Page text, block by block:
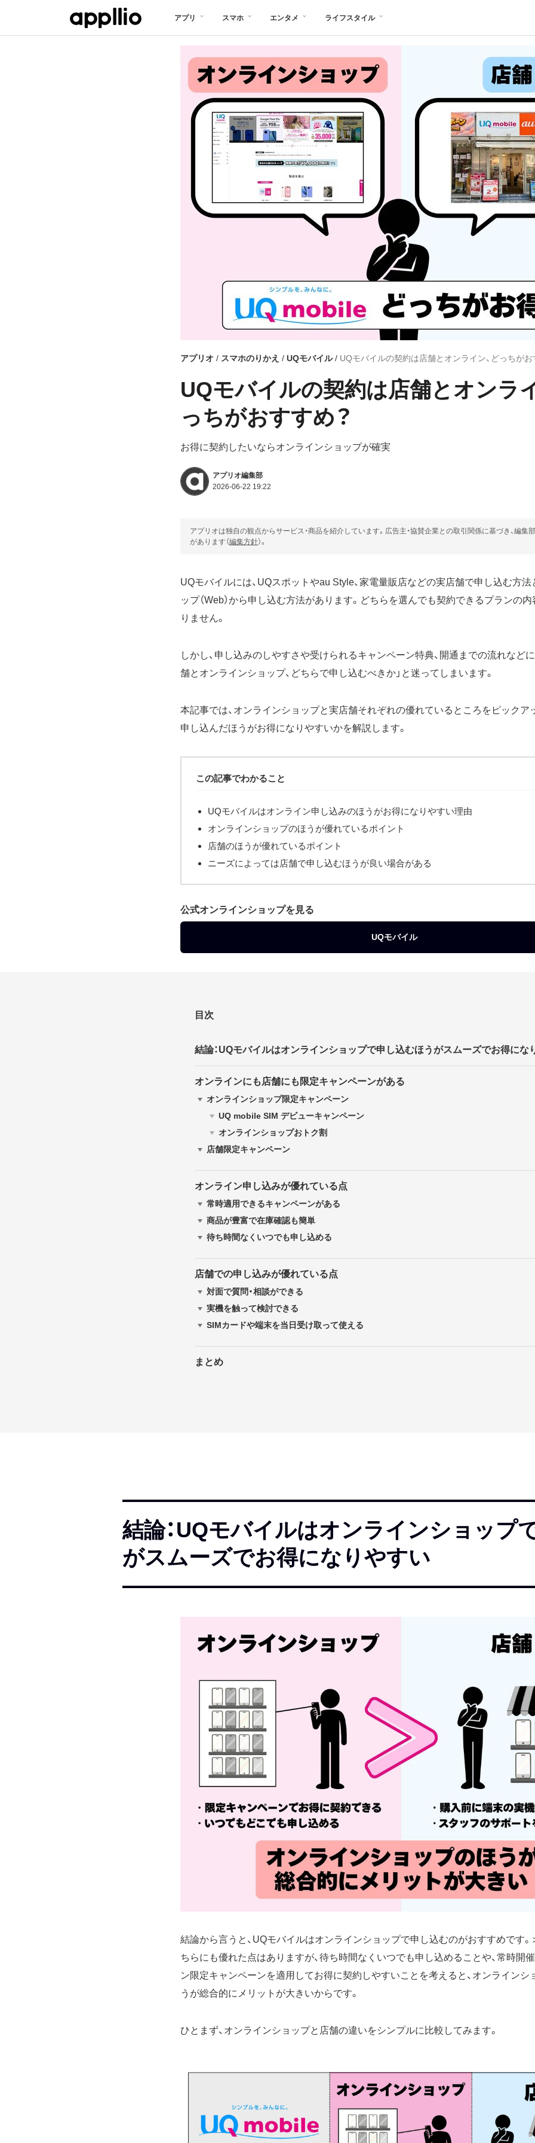
アプリ スマホ エンタメ ライフスタイル
アプリオ スマホのりかえ UQモバイル UQモバイルの契約は店舗とオンライン、どっちが
UQモバイルの契約は店舗とオンラ
っちがおすすめ？
お得に契約したいならオンラインショップが確実
アプリオ編集部
2026-06-22 19:22
アプリオは独自の観点からサービス・商品を紹介しています。広告主・協賛企業との取引関係に基づき、編集
があります（編集方針）。
UQモバイルには、UQスポットやau Style、家電量販店などの実店舗で申し込む方法
ップ（Web）から申し込む方法があります。どちらを選んでも契約できるプランの
りません。
しかし、申し込みのしやすさや受けられるキャンペーン特典、開通までの流れなどに
舗とオンラインショップ、どちらで申し込むべきか」と迷ってしまいます。
本記事では、オンラインショップと実店舗それぞれの優れているところをピックア
申し込んだほうがお得になりやすいかを解説します。
この記事でわかること
UQモバイルはオンライン申し込みのほうがお得になりやすい理由
オンラインショップのほうが優れているポイント
店舗のほうが優れているポイント
ニーズによっては店舗で申し込むほうが良い場合がある
公式オンラインショップを見る
UQモバイル
目次
結論：UQモバイルはオンラインショップで申し込むほうがスムーズでお得にな
オンラインにも店舗にも限定キャンペーンがある
オンラインショップ限定キャンペーン
UQ mobile SIM デビューキャンペーン
オンラインショップおトク割
店舗限定キャンペーン
オンライン申し込みが優れている点
常時適用できるキャンペーンがある
商品が豊富で在庫確認も簡単
待ち時間なくいつでも申し込める
店舗での申し込みが優れている点
対面で質問・相談ができる
実機を触って検討できる
SIMカードや端末を当日受け取って使える
まとめ
結論：UQモバイルはオンラインショップ
がスムーズでお得になりやすい
結論から言うと、UQモバイルはオンラインショップで申し込むのがおすすめです
ちらにも優れた点はありますが、待ち時間なくいつでも申し込めることや、常時開
ン限定キャンペーンを適用してお得に契約しやすいことを考えると、オンラインシ
うが総合的にメリットが大きいからです。
ひとまず、オンラインショップと店舗の違いをシンプルに比較してみます。